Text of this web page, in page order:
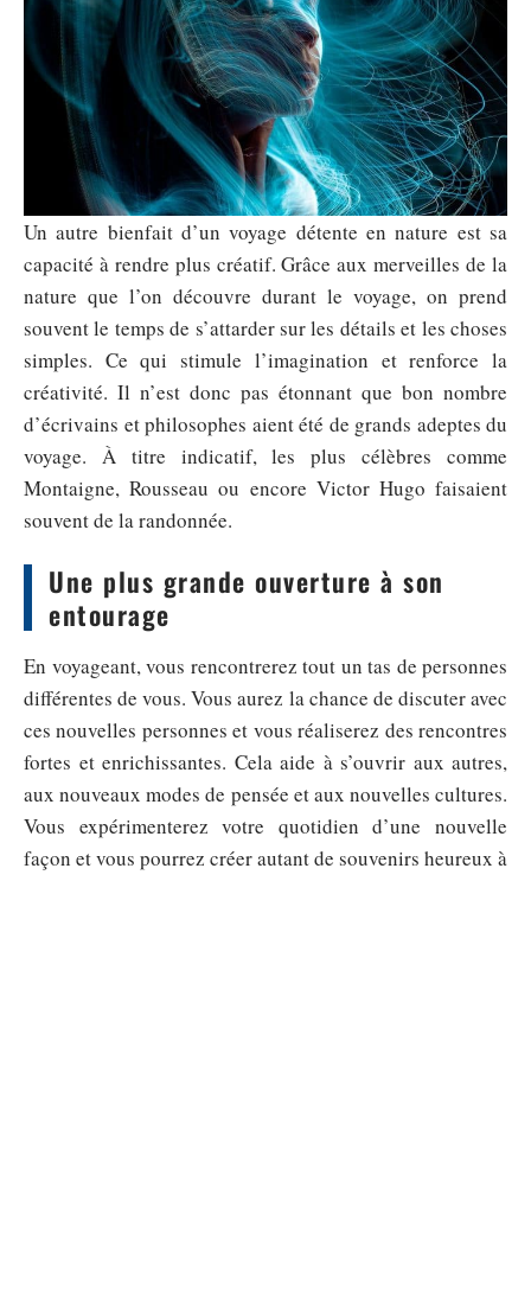
Un autre bienfait d’un voyage détente en nature est sa
capacité à rendre plus créatif. Grâce aux merveilles de la
nature que l’on découvre durant le voyage, on prend
souvent le temps de s’attarder sur les détails et les choses
simples. Ce qui stimule l’imagination et renforce la
créativité. Il n’est donc pas étonnant que bon nombre
d’écrivains et philosophes aient été de grands adeptes du
voyage. À titre indicatif, les plus célèbres comme
Montaigne, Rousseau ou encore Victor Hugo faisaient
souvent de la randonnée.
Une plus grande ouverture à son
entourage
En voyageant, vous rencontrerez tout un tas de personnes
différentes de vous. Vous aurez la chance de discuter avec
ces nouvelles personnes et vous réaliserez des rencontres
fortes et enrichissantes. Cela aide à s’ouvrir aux autres,
aux nouveaux modes de pensée et aux nouvelles cultures.
Vous expérimenterez votre quotidien d’une nouvelle
façon et vous pourrez créer autant de souvenirs heureux à